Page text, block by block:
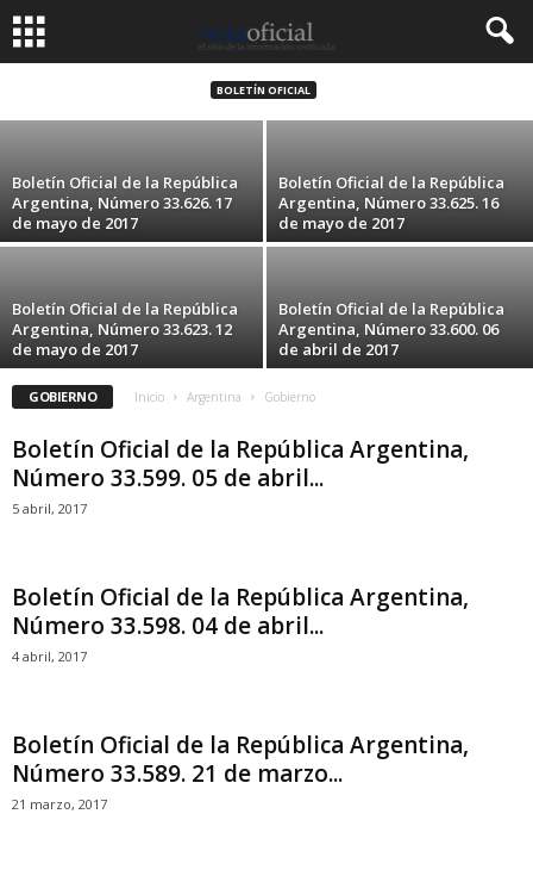
BOLETÍN OFICIAL
Boletín Oficial de la República Argentina,
Número 33.631. 25 de mayo de 2017
Boletín Oficial de la República
Argentina, Número 33.626. 17
de mayo de 2017
Boletín Oficial de la República
Argentina, Número 33.625. 16
de mayo de 2017
Boletín Oficial de la República
Argentina, Número 33.623. 12
de mayo de 2017
Boletín Oficial de la República
Argentina, Número 33.600. 06
de abril de 2017
GOBIERNO Inicio Argentina Gobierno
Boletín Oficial de la República Argentina,
Número 33.599. 05 de abril...
5 abril, 2017
Boletín Oficial de la República Argentina,
Número 33.598. 04 de abril...
4 abril, 2017
Boletín Oficial de la República Argentina,
Número 33.589. 21 de marzo...
21 marzo, 2017